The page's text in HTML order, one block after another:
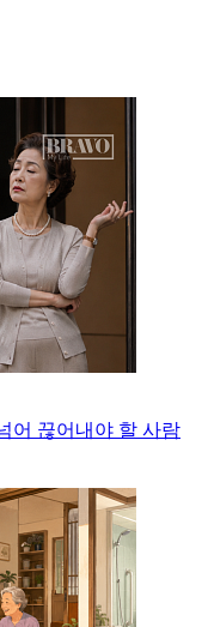
어 끊어내야 할 사람